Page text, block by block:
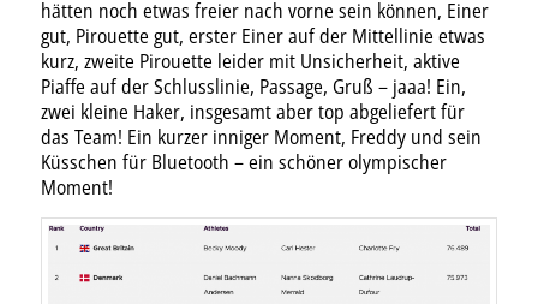
hätten noch etwas freier nach vorne sein können, Einer
gut, Pirouette gut, erster Einer auf der Mittellinie etwas
kurz, zweite Pirouette leider mit Unsicherheit, aktive
Piaffe auf der Schlusslinie, Passage, Gruß – jaaa! Ein,
zwei kleine Haker, insgesamt aber top abgeliefert für
das Team! Ein kurzer inniger Moment, Freddy und sein
Küsschen für Bluetooth – ein schöner olympischer
Moment!